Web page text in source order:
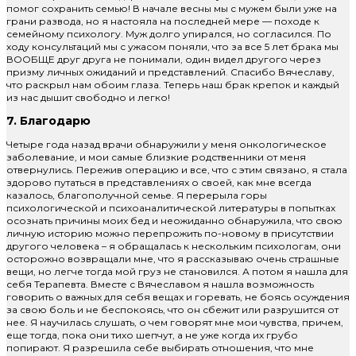
помог сохранить семью! В начале весны мы с мужем были уже на
грани развода, но я настояла на последней мере — походе к
семейному психологу. Муж долго упирался, но согласился. По
ходу консультаций мы с ужасом поняли, что за все 5 лет брака мы
ВООБЩЕ друг друга не понимали, один видел другого через
призму личных ожиданий и представлений. Спасибо Вячеславу,
что раскрыл нам обоим глаза. Теперь наш брак крепок и каждый
из нас дышит свободно и легко!
7. Благодарю
Четыре года назад врачи обнаружили у меня онкологическое
заболевание, и мои самые близкие родственники от меня
отвернулись. Пережив операцию и все, что с этим связано, я стала
здорово путаться в представлениях о своей, как мне всегда
казалось, благополучной семье. Я перерыла горы
психологической и психоаналитической литературы в попытках
осознать причины моих бед и неожиданно обнаружила, что свою
личную историю можно перепрожить по-новому в присутствии
другого человека – я обращалась к нескольким психологам, они
осторожно возвращали мне, что я рассказываю очень страшные
вещи, но легче тогда мой груз не становился. А потом я нашла для
себя Терапевта. Вместе с Вячеславом я нашла возможность
говорить о важных для себя вещах и горевать, не боясь осуждения
за свою боль и не беспокоясь, что он сбежит или разрушится от
нее. Я научилась слушать, о чем говорят мне мои чувства, причем,
еще тогда, пока они тихо шепчут, а не уже когда их грубо
попирают. Я разрешила себе выбирать отношения, что мне